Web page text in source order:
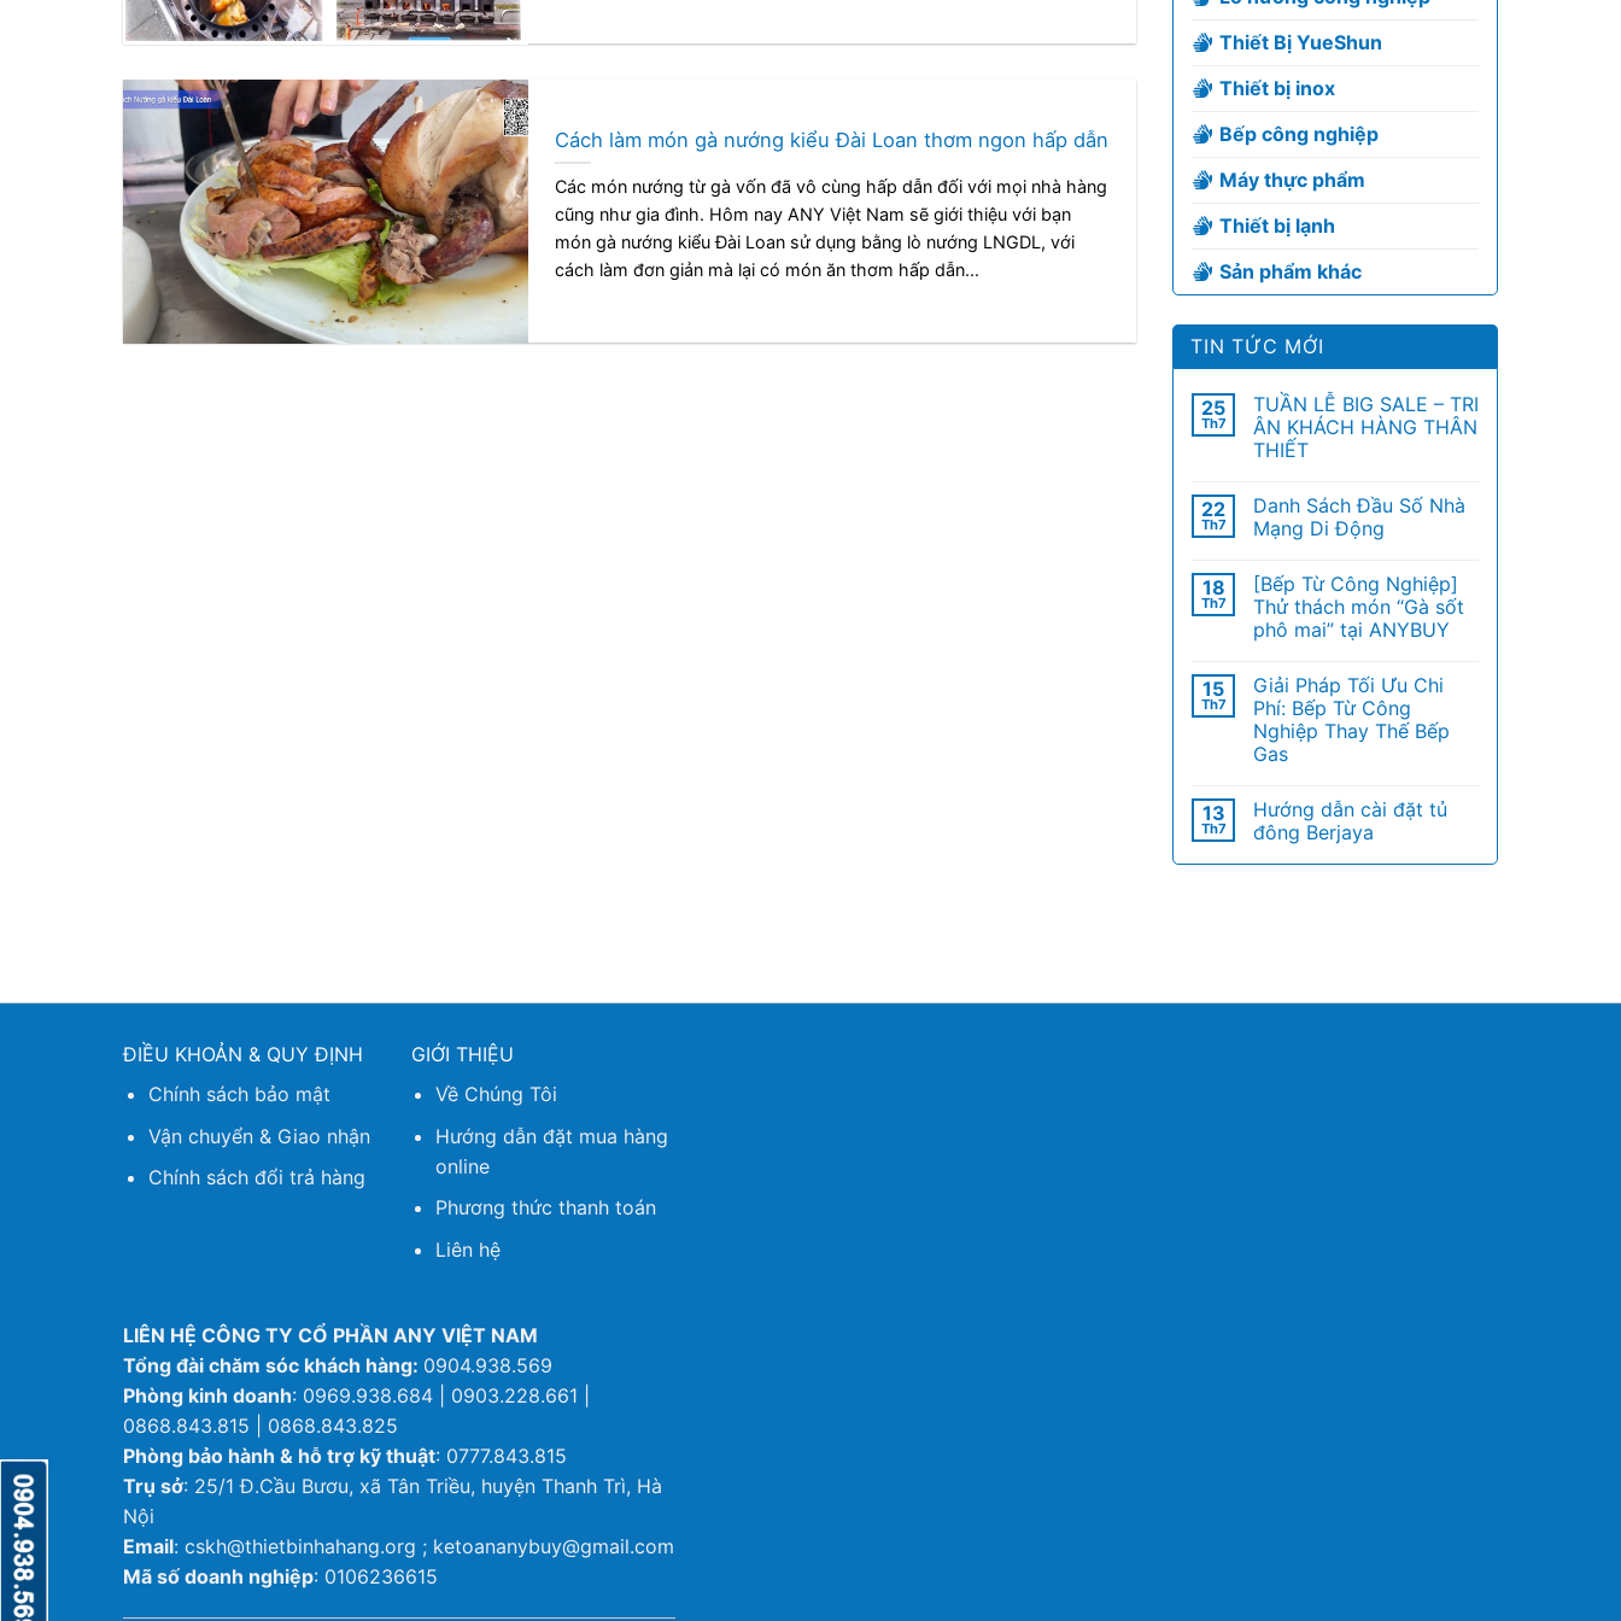
Cách làm món gà nướng kiểu Đài Loan thơm ngon hấp dẫn
Các món nướng từ gà vốn đã vô cùng hấp dẫn đối với mọi nhà hàng
cũng như gia đình. Hôm nay ANY Việt Nam sẽ giới thiệu với bạn
món gà nướng kiểu Đài Loan sử dụng bằng lò nướng LNGDL, với
cách làm đơn giản mà lại có món ăn thơm hấp dẫn...
Thiết Bị YueShun
Thiết bị inox
Bếp công nghiệp
Máy thực phẩm
Thiết bị lạnh
Sản phẩm khác
TIN TỨC MỚI
25
Th7
TUẦN LỄ BIG SALE – TRI
ÂN KHÁCH HÀNG THÂN
THIẾT
22
Th7
Danh Sách Đầu Số Nhà
Mạng Di Động
18
Th7
[Bếp Từ Công Nghiệp]
Thử thách món “Gà sốt
phô mai” tại ANYBUY
15
Th7
Giải Pháp Tối Ưu Chi
Phí: Bếp Từ Công
Nghiệp Thay Thế Bếp
Gas
13
Th7
Hướng dẫn cài đặt tủ
đông Berjaya
ĐIỀU KHOẢN & QUY ĐỊNH
Chính sách bảo mật
Vận chuyển & Giao nhận
Chính sách đổi trả hàng
GIỚI THIỆU
Về Chúng Tôi
Hướng dẫn đặt mua hàng
online
Phương thức thanh toán
Liên hệ
LIÊN HỆ CÔNG TY CỔ PHẦN ANY VIỆT NAM
Tổng đài chăm sóc khách hàng: 0904.938.569
Phòng kinh doanh: 0969.938.684 | 0903.228.661 |
0868.843.815 | 0868.843.825
Phòng bảo hành & hỗ trợ kỹ thuật: 0777.843.815
Trụ sở: 25/1 Đ.Cầu Bươu, xã Tân Triều, huyện Thanh Trì, Hà
Nội
Email: cskh@thietbinhahang.org ; ketoananybuy@gmail.com
Mã số doanh nghiệp: 0106236615